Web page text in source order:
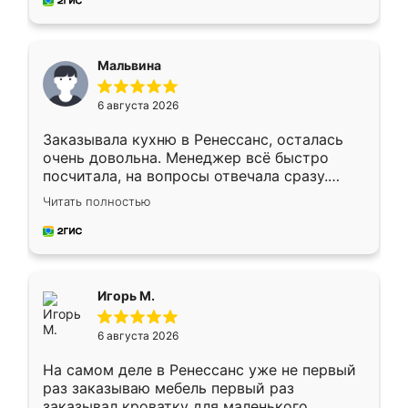
Мальвина
6 августа 2026
Заказывала кухню в Ренессанс, осталась
очень довольна. Менеджер всё быстро
посчитала, на вопросы отвечала сразу.
Замерщик приехал в субботу, подошёл к
делу со всей ответственностью. Собрали
за день, ребята работали аккуратно, даже
Читать полностью
Игорь М.
6 августа 2026
На самом деле в Ренессанс уже не первый
раз заказываю мебель первый раз